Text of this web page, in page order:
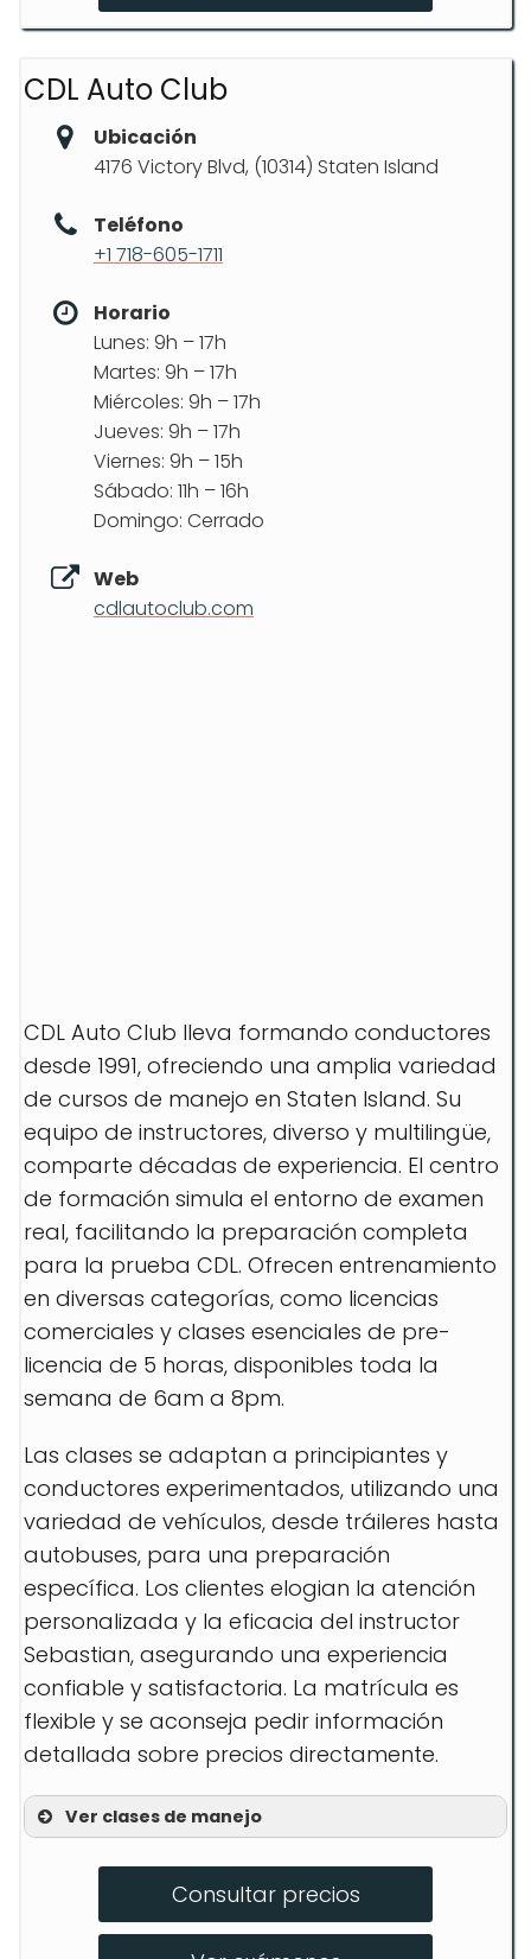
Lecciones de manejo en carretera
Lecciones privadas de conducción y
motocicleta
Manejo nocturno y en autopista
CDL Auto Club
Ubicación
4176 Victory Blvd, (10314) Staten Island
Teléfono
+1 718-605-1711
Horario
Lunes: 9h – 17h
Martes: 9h – 17h
Miércoles: 9h – 17h
Jueves: 9h – 17h
Viernes: 9h – 15h
Sábado: 11h – 16h
Domingo: Cerrado
Web
cdlautoclub.com
CDL Auto Club lleva formando conductores
desde 1991, ofreciendo una amplia variedad
de cursos de manejo en Staten Island. Su
equipo de instructores, diverso y multilingüe,
comparte décadas de experiencia. El centro
de formación simula el entorno de examen
real, facilitando la preparación completa
para la prueba CDL. Ofrecen entrenamiento
en diversas categorías, como licencias
comerciales y clases esenciales de pre-
licencia de 5 horas, disponibles toda la
semana de 6am a 8pm.
Las clases se adaptan a principiantes y
conductores experimentados, utilizando una
variedad de vehículos, desde tráileres hasta
autobuses, para una preparación
específica. Los clientes elogian la atención
personalizada y la eficacia del instructor
Sebastian, asegurando una experiencia
confiable y satisfactoria. La matrícula es
flexible y se aconseja pedir información
detallada sobre precios directamente.
Ver clases de manejo
Clase de pre-licencia de 5 horas
Entrenamiento en autobuses
Consultar precios